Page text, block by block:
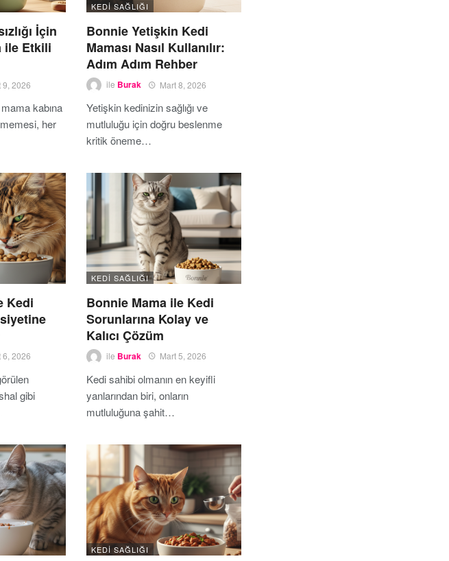
İçin
ile Etkili
9, 2026
kabına
her
KEDI SAĞLIĞI
Bonnie Yetişkin Kedi
Maması Nasıl Kullanılır:
Adım Adım Rehber
ile Burak Mart 8, 2026
Yetişkin kedinizin sağlığı ve
mutluluğu için doğru beslenme
kritik öneme…
Kedi
6, 2026
gibi
KEDI SAĞLIĞI
Bonnie Mama ile Kedi
Sorunlarına Kolay ve
Kalıcı Çözüm
ile Burak Mart 5, 2026
Kedi sahibi olmanın en keyifli
yanlarından biri, onların
mutluluğuna şahit…
KEDI SAĞLIĞI